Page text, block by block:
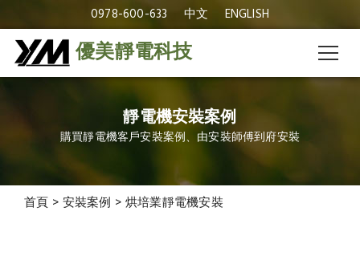
0978-600-633 中文 ENGLISH
優美靜電科技
靜電機安裝案例
購買靜電機客戶安裝案例、由安裝師傅到府安裝
首頁 > 安裝案例 > 烘培業靜電機安裝